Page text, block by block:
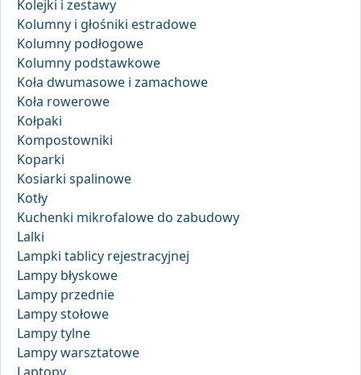
Kolejki i zestawy
Kolumny i głośniki estradowe
Kolumny podłogowe
Kolumny podstawkowe
Koła dwumasowe i zamachowe
Koła rowerowe
Kołpaki
Kompostowniki
Koparki
Kosiarki spalinowe
Kotły
Kuchenki mikrofalowe do zabudowy
Lalki
Lampki tablicy rejestracyjnej
Lampy błyskowe
Lampy przednie
Lampy stołowe
Lampy tylne
Lampy warsztatowe